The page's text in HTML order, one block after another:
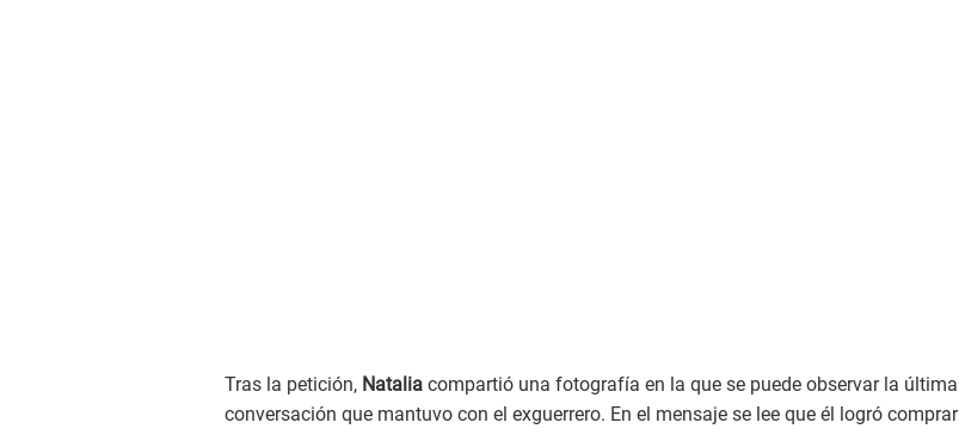
Tras la petición, Natalia compartió una fotografía en la que se puede observar la última
conversación que mantuvo con el exguerrero. En el mensaje se lee que él logró comprar